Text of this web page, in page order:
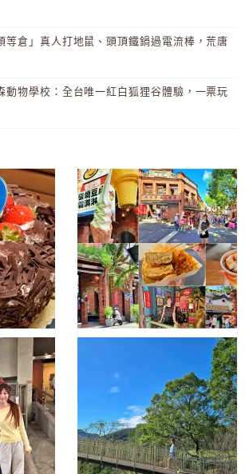
等倉」真人打地鼠、頭頂鐵鍋過電流棒，荒唐
動物學校：全台唯一紅白狐狸谷體驗，一票玩